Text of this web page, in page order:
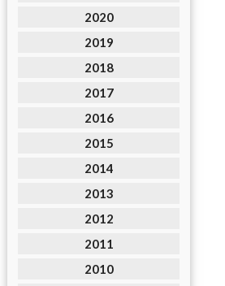
2020
2019
2018
2017
2016
2015
2014
2013
2012
2011
2010